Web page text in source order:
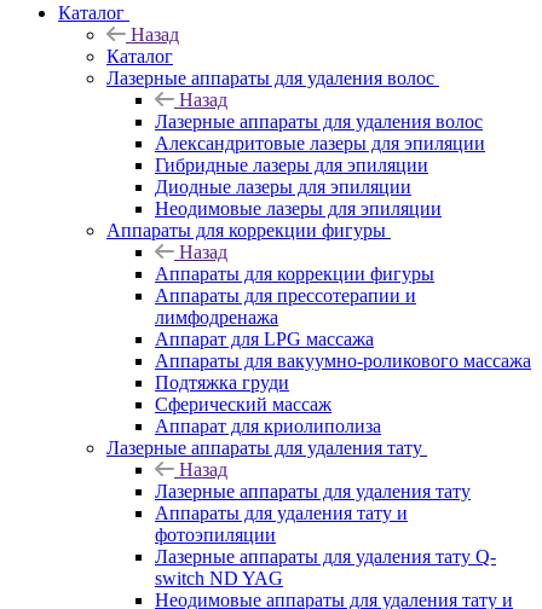
Каталог
Назад
Каталог
Лазерные аппараты для удаления волос
Назад
Лазерные аппараты для удаления волос
Александритовые лазеры для эпиляции
Гибридные лазеры для эпиляции
Диодные лазеры для эпиляции
Неодимовые лазеры для эпиляции
Аппараты для коррекции фигуры
Назад
Аппараты для коррекции фигуры
Аппараты для прессотерапии и
лимфодренажа
Аппарат для LPG массажа
Аппараты для вакуумно-роликового массажа
Подтяжка груди
Сферический массаж
Аппарат для криолиполиза
Лазерные аппараты для удаления тату
Назад
Лазерные аппараты для удаления тату
Аппараты для удаления тату и
фотоэпиляции
Лазерные аппараты для удаления тату Q-
switch ND YAG
Неодимовые аппараты для удаления тату и